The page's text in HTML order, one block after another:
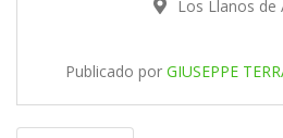
Los Llanos de
Publicado por GIUSEPPE